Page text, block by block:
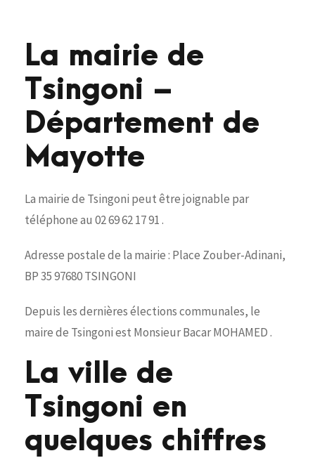
La mairie de
Tsingoni –
Département de
Mayotte
La mairie de Tsingoni peut être joignable par
téléphone au 02 69 62 17 91 .
Adresse postale de la mairie : Place Zouber-Adinani,
BP 35 97680 TSINGONI
Depuis les dernières élections communales, le
maire de Tsingoni est Monsieur Bacar MOHAMED .
La ville de
Tsingoni en
quelques chiffres